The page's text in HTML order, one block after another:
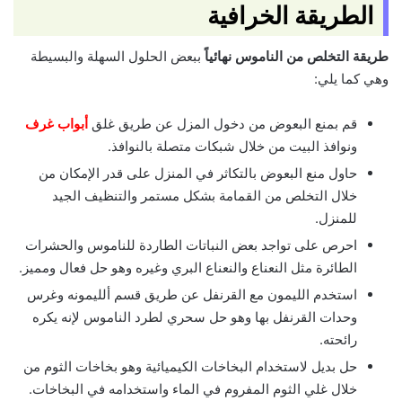
الطريقة الخرافية
طريقة التخلص من الناموس نهائياًببعض الحلول السهلة والبسيطة
وهي كما يلي:
قم بمنع البعوض من دخول المزل عن طريق غلق أبواب غرف
ونوافذ البيت من خلال شبكات متصلة بالنوافذ.
حاول منع البعوض بالتكاثر في المنزل على قدر الإمكان من
خلال التخلص من القمامة بشكل مستمر والتنظيف الجيد
للمنزل.
احرص على تواجد بعض النباتات الطاردة للناموس والحشرات
الطائرة مثل النعناع والنعناع البري وغيره وهو حل فعال ومميز.
استخدم الليمون مع القرنفل عن طريق قسم ألليمونه وغرس
وحدات القرنفل بها وهو حل سحري لطرد الناموس لإنه يكره
رائحته.
حل بديل لاستخدام البخاخات الكيميائية وهو بخاخات الثوم من
خلال غلي الثوم المفروم في الماء واستخدامه في البخاخات.